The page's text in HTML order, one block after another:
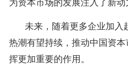
为资本市场的发展注入了新动
未来，随着更多企业加入
热潮有望持续，推动中国资
挥更加重要的作用。